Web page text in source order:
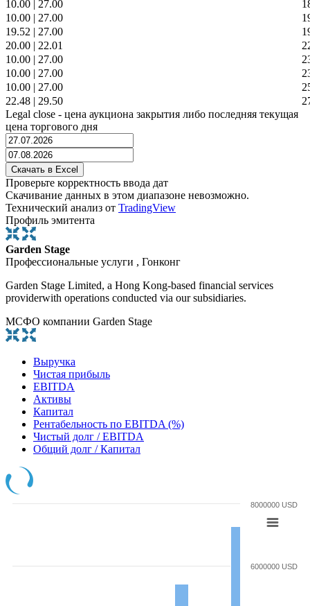
10.00 27.00
10.00 | 27.00
19.52 | 27.00
20.00 | 22.01
10.00 | 27.00
10.00 | 27.00
10.00 | 27.00
22.48 | 29.50
Legal close - цена аукциона закрытия либо последняя текущая
цена торгового дня
Проверьте корректность ввода дат
Скачивание данных в этом диапазоне невозможно.
Технический анализ от TradingView
Профиль эмитента
Garden Stage
Профессиональные услуги , Гонконг
Garden Stage Limited, a Hong Kong-based financial services
providerwith operations conducted via our subsidiaries.
МСФО компании Garden Stage
Выручка
Чистая прибыль
EBITDA
Активы
Капитал
Рентабельность по EBITDA (%)
Чистый долг / EBITDA
Общий долг / Капитал
6000000 USD
8000000 USD